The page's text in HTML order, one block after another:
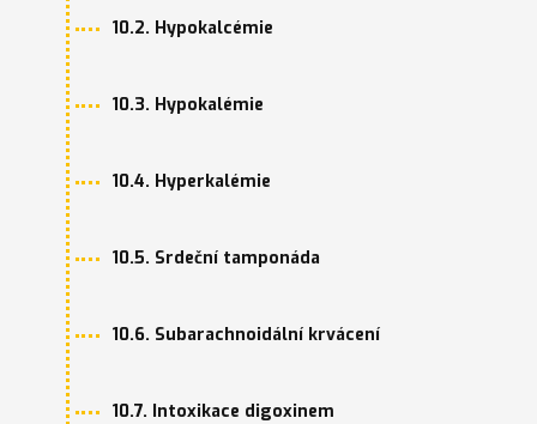
10.2. Hypokalcémie
10.3. Hypokalémie
10.4. Hyperkalémie
10.5. Srdeční tamponáda
10.6. Subarachnoidální krvácení
10.7. Intoxikace digoxinem